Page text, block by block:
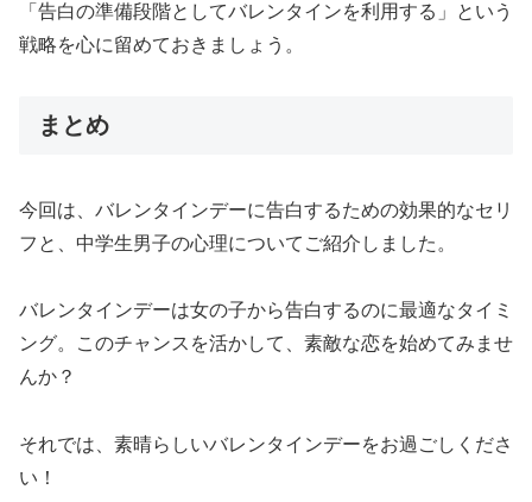
「告白の準備段階としてバレンタインを利用する」という
戦略を心に留めておきましょう。
まとめ
今回は、バレンタインデーに告白するための効果的なセリ
フと、中学生男子の心理についてご紹介しました。
バレンタインデーは女の子から告白するのに最適なタイミ
ング。このチャンスを活かして、素敵な恋を始めてみませ
んか？
それでは、素晴らしいバレンタインデーをお過ごしくださ
い！